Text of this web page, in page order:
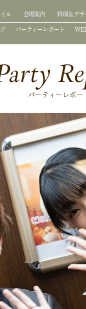
ル 会場案内 料理＆デザ
パーティーレポート
パーティーレポー